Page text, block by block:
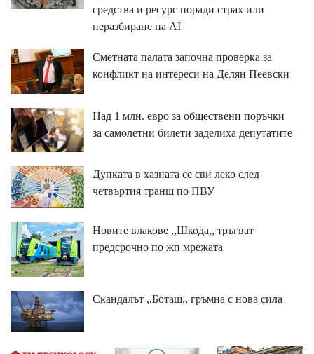
средства и ресурс поради страх или
неразбиране на AI
Сметната палата започна проверка за
конфликт на интереси на Делян Пеевски
Над 1 млн. евро за обществени поръчки
за самолетни билети заделиха депутатите
Дупката в хазната се сви леко след
четвъртия транш по ПВУ
Новите влакове ,,Шкода,, тръгват
предсрочно по жп мрежата
Скандалът ,,Боташ,, гръмна с нова сила